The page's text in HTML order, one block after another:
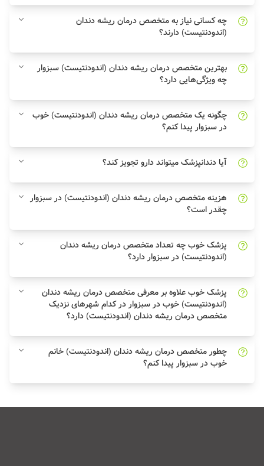
چه کسانی نیاز به متخصص درمان ریشه دندان
(اندودنتیست) دارند؟
بهترین متخصص درمان ریشه دندان (اندودنتیست) سبزوار
چه ویژگی‌هایی دارد؟
چگونه یک متخصص درمان ریشه دندان (اندودنتیست) خوب
در سبزوار پیدا کنم؟
آیا دندانپزشک میتواند دارو تجویز کند؟
هزینه متخصص درمان ریشه دندان (اندودنتیست) در سبزوار
چقدر است؟
پزشک خوب چه تعداد متخصص درمان ریشه دندان
(اندودنتیست) در سبزوار دارد؟
پزشک خوب علاوه بر معرفی متخصص درمان ریشه دندان
(اندودنتیست) خوب در سبزوار در کدام شهرهای نزدیک
متخصص درمان ریشه دندان (اندودنتیست) دارد؟
چطور متخصص درمان ریشه دندان (اندودنتیست) خانم
خوب در سبزوار پیدا کنم؟